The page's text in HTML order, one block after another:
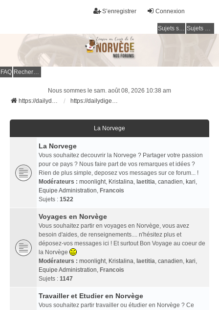
Connexion
S’enregistrer
Sujets sans réponse Sujets actifs
FAQ Rechercher
Nous sommes le sam. août 08, 2026 10:38 am
https://dailydigesthub.com
https://dailydigesthub.com
La Norvege
La Norvege
Vous souhaitez decouvrir la Norvege ? Partager votre passion
pour ce pays ? Nous faire part de vos remarques et idées ?
Rien de plus simple, deposez vos messages sur ce forum... !
Modérateurs : moonlight, Kristalina, laetitia, canadien, kari,
Equipe Administration, Francois
Sujets : 1522
Voyages en Norvège
Vous souhaitez partir en voyages en Norvège, vous avez
besoin d'aides, de renseignements.... n'hésitez plus et
déposez-vos messages ici ! Et surtout Bon Voyage au coeur de
la Norvège
Modérateurs : moonlight, Kristalina, laetitia, canadien, kari,
Equipe Administration, Francois
Sujets : 1147
Travailler et Etudier en Norvège
Vous souhaitez partir travailler ou étudier en Norvège ? Ce